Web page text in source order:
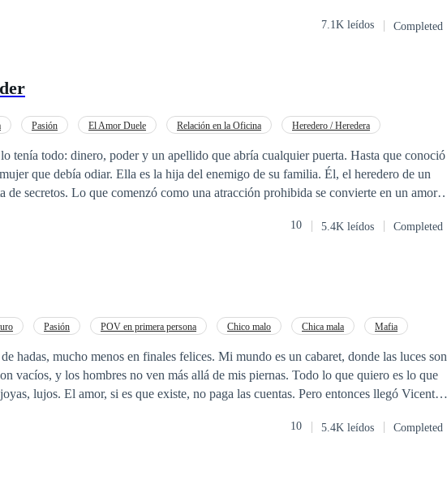
y amante también se ve inmiscuida y juntos idean el plan de escape, solo que todo
7.1K leídos Completed
Pasión El Amor Duele Relación en la Oficina
Heredero / Heredera
tenía todo: dinero, poder y un apellido que abría cualquier puerta. Hasta que conoció
del enemigo de su familia. Él, el heredero de un
prohibida se convierte en un amor
se vende, amar podría ser
10 5.4K leídos Completed
Pasión POV en primera persona Chico malo Chica mala
Mafia
hadas, mucho menos en finales felices. Mi mundo es un cabaret, donde las luces son
vacíos, y los hombres no ven más allá de mis piernas. Todo lo que quiero es lo que
El amor, si es que existe, no paga las cuentas. Pero entonces llegó Vicente
voz que podría convencer a una tormenta de detenerse y con esos ojos que me
que se interponga. Y yo, con toda mi indiferencia, he aprendido a temerle tanto como
10 5.4K leídos Completed